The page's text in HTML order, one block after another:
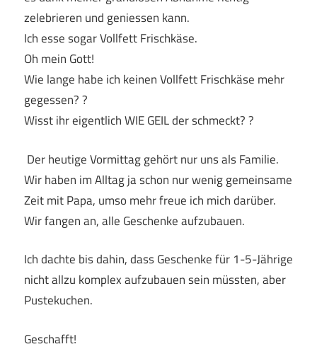
zelebrieren und geniessen kann.
Ich esse sogar Vollfett Frischkäse.
Oh mein Gott!
Wie lange habe ich keinen Vollfett Frischkäse mehr
gegessen? ?
Wisst ihr eigentlich WIE GEIL der schmeckt? ?
Der heutige Vormittag gehört nur uns als Familie.
Wir haben im Alltag ja schon nur wenig gemeinsame
Zeit mit Papa, umso mehr freue ich mich darüber.
Wir fangen an, alle Geschenke aufzubauen.
Ich dachte bis dahin, dass Geschenke für 1-5-Jährige
nicht allzu komplex aufzubauen sein müssten, aber
Pustekuchen.
Geschafft!